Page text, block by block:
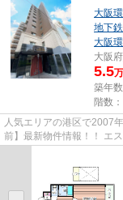
大阪
地下
大阪
大阪府
5.5
築年
階数
人気エリアの港区で2007
前】最新物件情報！！ エ